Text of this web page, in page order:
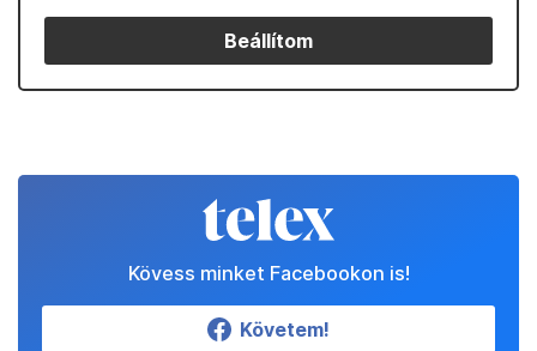
Beállítom
Kövess minket Facebookon is!
Követem!